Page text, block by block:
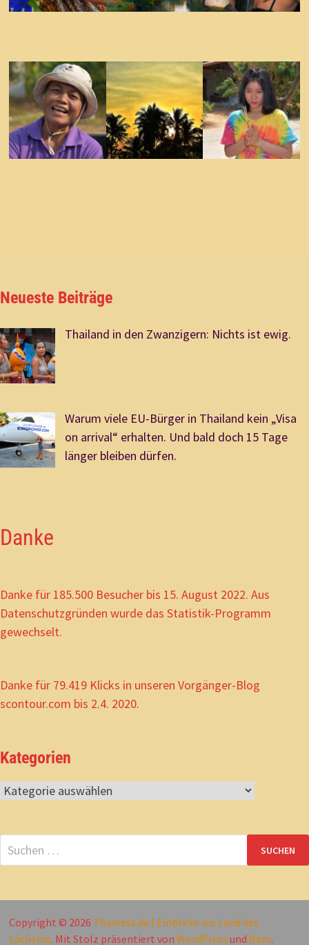
Neueste Beiträge
Thailand in den Zwanzigern: Nichts ist ewig.
Warum viele EU-Bürger in Thailand kein „Visa
on arrival“ erhalten. Und bald doch 15 Tage
länger bleiben dürfen.
Danke
Danke für 185.500 Besucher bis 15. August 2022. Aus
Datenschutzgründen wurde das Statistik-Programm
gewechselt.
Danke für 79.419 Klicks in unseren Vorgänger-Blog
scontour.com bis 2.4. 2020.
Kategorien
Kategorien
Suchen
nach:
Copyright © 2026 Thainess.de | Einblicke ins Land des
Lächelns. Mit Stolz präsentiert von WordPress und Bam.